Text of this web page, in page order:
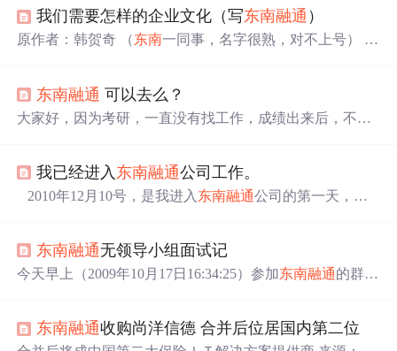
我们需要怎样的企业文化（写东南融通 ）
原作者：韩贺奇 （东南一同事，名字很熟，对不上号） 发
东南融通 可以去么？
大家好，因为考研，一直没有找工作，成绩出来后，不是
能接受，就是周一到周五早九晚九，周六加班，这个有点
恐惧~~~各位前辈，给小女子点建议吧~~~~~不胜感激 :) ...
我已经进入 东南融通公司工作。
2010年12月10号，是我进入 东南融通公司的第一天，被
E开发。不管学这个东西是好，还是坏，还是努力学习
吧，以后的发展方向就顺其自然吧。
东南融通无领导小组面试记
今天早上（2009年10月17日16:34:25）参加东南融通的群面
间安排是在早上10：30分。我9点不到就已经到了面试现
场。看了A组B组做面试前的热身游戏。游戏规则大概这
东南融通收购尚洋信德 合并后位居国内第二位